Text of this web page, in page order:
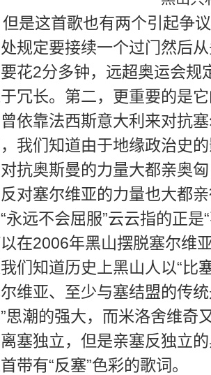
但是这首歌也有两个引起争
规定要接续一个过门然后
花2分多钟，远超奥运会
冗长。第二，更重要的是
依靠法西斯意大利来对抗
我们知道由于地缘政治史
对抗奥斯曼的力量大都亲奥
反对塞尔维亚的力量也大都
永远不会屈服”云云指的正
在2006年黑山摆脱塞尔维
们知道历史上黑山人以“比
维亚、至少与塞结盟的传
思潮的强大，而米洛舍维奇
塞独立，但是亲塞反独立
带有“反塞”色彩的歌词。